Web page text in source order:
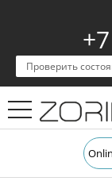
Проверить